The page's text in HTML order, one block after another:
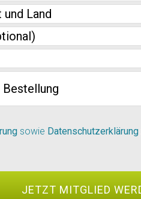
sowie Datenschutzerklärung